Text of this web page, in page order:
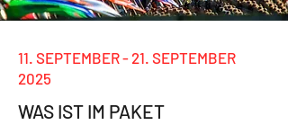
11. SEPTEMBER - 21. SEPTEMBER
2025
WAS IST IM PAKET